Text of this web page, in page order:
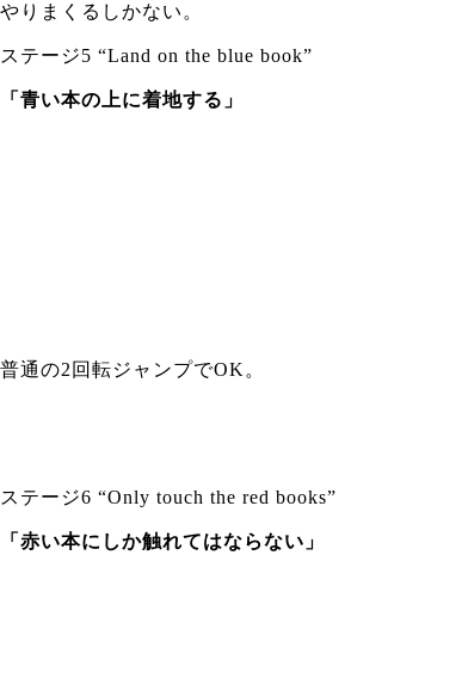
やりまくるしかない。
ステージ5 “Land on the blue book”
「青い本の上に着地する」
普通の2回転ジャンプでOK。
ステージ6 “Only touch the red books”
「赤い本にしか触れてはならない」